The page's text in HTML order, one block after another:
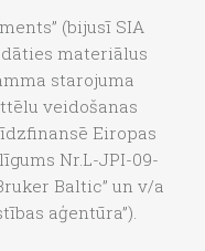
(bijusī SIA
materiālus
starojuma
veidošanas
Eiropas
Nr.L-JPI-09-
Baltic” un v/a
aģentūra”).